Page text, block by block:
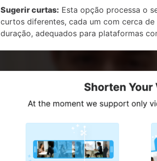
Sugerir curtas: Esta opção processa o
curtos diferentes, cada um com cerca
duração, adequados para plataformas